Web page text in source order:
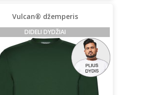
Vulcan® džemperis
DIDELI DYDŽIAI